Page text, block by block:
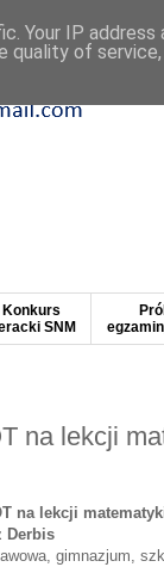
Konkurs
SNM
na lekcji
na lekcji
Derbis
gimnazjum,
Your IP address
quality of